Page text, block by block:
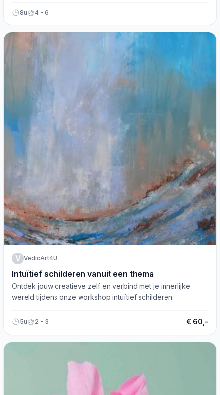
8u 4 - 6
V VedicArt4U
Intuïtief schilderen vanuit een thema
Ontdek jouw creatieve zelf en verbind met je innerlijke
wereld tijdens onze workshop intuïtief schilderen.
5u 2 - 3 € 60,-